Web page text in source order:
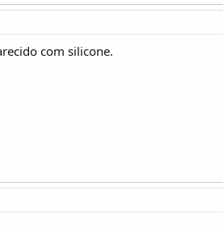
com silicone.